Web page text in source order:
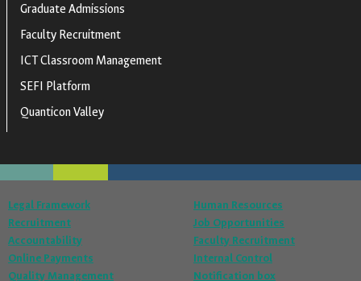
Graduate Admissions
Faculty Recruitment
ICT Classroom Management
SEFI Platform
Quanticon Valley
Legal Framework
Recruitment
Accountability
Online Payments
Quality Management
Human Resources
Job Opportunities
Faculty Recruitment
Internal Control
Notification box